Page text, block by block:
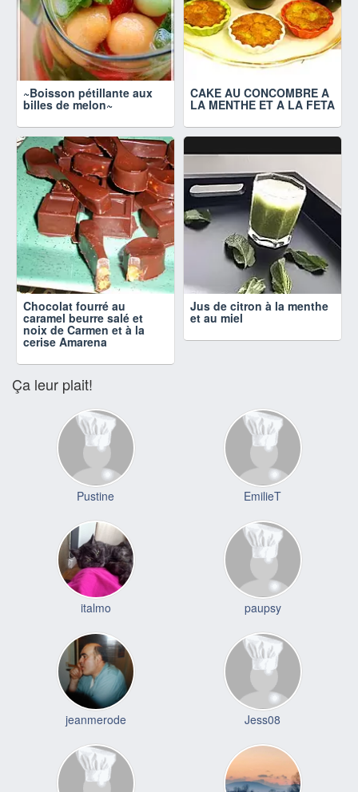
~Boisson pétillante aux
billes de melon~
CAKE AU CONCOMBRE A
LA MENTHE ET A LA FETA
Chocolat fourré au
caramel beurre salé et
noix de Carmen et à la
cerise Amarena
Jus de citron à la menthe
et au miel
Ça leur plait!
Pustine EmilieT
italmo paupsy
jeanmerode Jess08